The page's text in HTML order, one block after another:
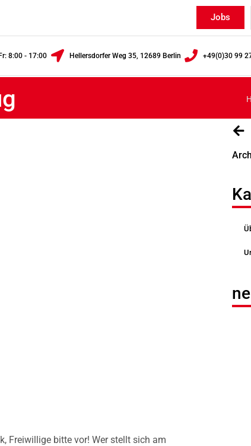
Jobs
8:00 - 17:00 Hellersdorfer Weg 35, 12689 Berlin +49(0)30 99
Freiwillige bitte vor! Wer stellt sich am